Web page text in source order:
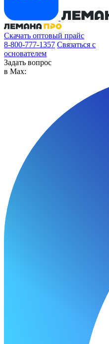
Скачать оптовый прайс
8-800-777-1357 Связаться с
основателем
Задать вопрос
в Max: